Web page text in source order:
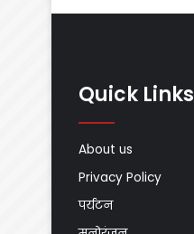
Quick Links
About us
Privacy Policy
पर्यटन